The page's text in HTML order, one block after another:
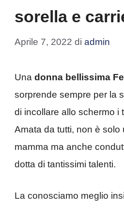
sorella e
Aprile 7, 2022 di admin
Una donna bellissima
sorprende sempre per la
di incollare allo schermo i
Amata da tutti, non è
mamma ma anche
dotta di tantissimi talenti.
La conosciamo meglio